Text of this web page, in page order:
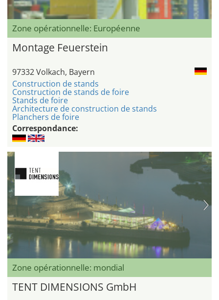
Zone opérationnelle: Européenne
Montage Feuerstein
97332 Volkach, Bayern
Construction de stands
Construction de stands de foire
Stands de foire
Architecture de construction de stands
Planchers de foire
Correspondance:
Zone opérationnelle: mondial
TENT DIMENSIONS GmbH